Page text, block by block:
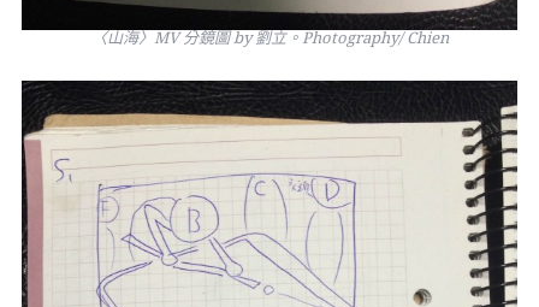
〈山海〉MV 分鏡圖 by 劉立。Photography/ Chien